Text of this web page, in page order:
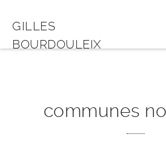
GILLES
BOURDOULEIX
communes